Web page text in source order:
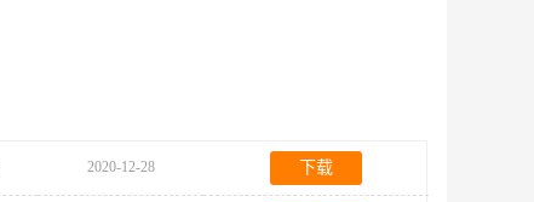
2020-12-28 下载